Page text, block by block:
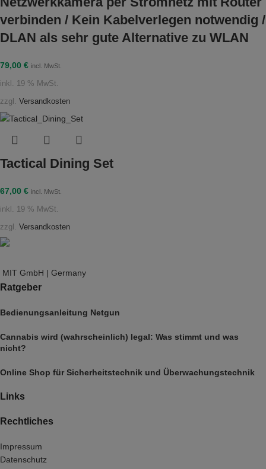
verbinden / Kein Kabelverlegen notwendig /
DLAN als sehr gute Alternative zu WLAN
79,00 € incl. MwSt.
inkl. 19 % MwSt.
zzgl. Versandkosten
Tactical Dining Set
67,00 € incl. MwSt.
inkl. 19 % MwSt.
zzgl. Versandkosten
MIT GmbH | Germany
Ratgeber
Bedienungsanleitung Netgun
Cannabis wird (wahrscheinlich) legal: Was stimmt und was
nicht?
Online Shop für Sicherheitstechnik und Überwachungstechnik
Links
Rechtliches
Impressum
Datenschutz